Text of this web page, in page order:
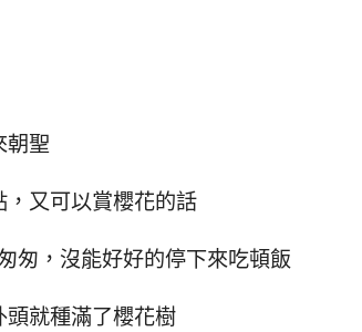
朝聖
又可以賞櫻花的話
匆，沒能好好的停下來吃頓飯
就種滿了櫻花樹